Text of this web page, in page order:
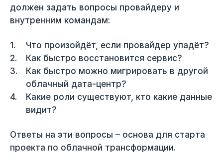
должен задать вопросы провайдеру и
внутренним командам:
Что произойдёт, если провайдер упадёт?
Как быстро восстановится сервис?
Как быстро можно мигрировать в другой
облачный дата-центр?
Какие роли существуют, кто какие данные
видит?
Ответы на эти вопросы – основа для старта
проекта по облачной трансформации.